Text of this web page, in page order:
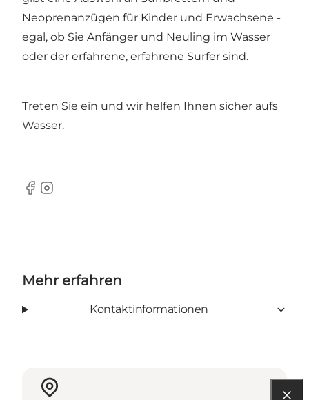
Neoprenanzügen für Kinder und Erwachsene -
egal, ob Sie Anfänger und Neuling im Wasser
oder der erfahrene, erfahrene Surfer sind.
Treten Sie ein und wir helfen Ihnen sicher aufs
Wasser.
facebook
instagram
Mehr erfahren
Kontaktinformationen